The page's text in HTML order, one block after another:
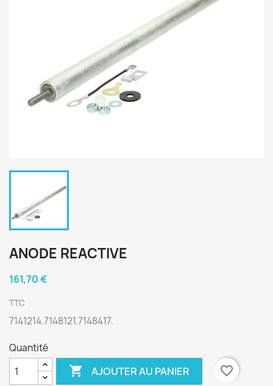
ANODE REACTIVE
161,70 €
TTC
7141214.7148121.7148417.
Quantité
 AJOUTER AU PANIER favorite_border